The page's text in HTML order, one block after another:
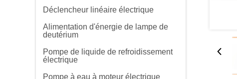
Déclencheur linéaire électrique
Alimentation d'énergie de lampe de
deutérium
Pompe de liquide de refroidissement
électrique
Pompe à eau à moteur électrique